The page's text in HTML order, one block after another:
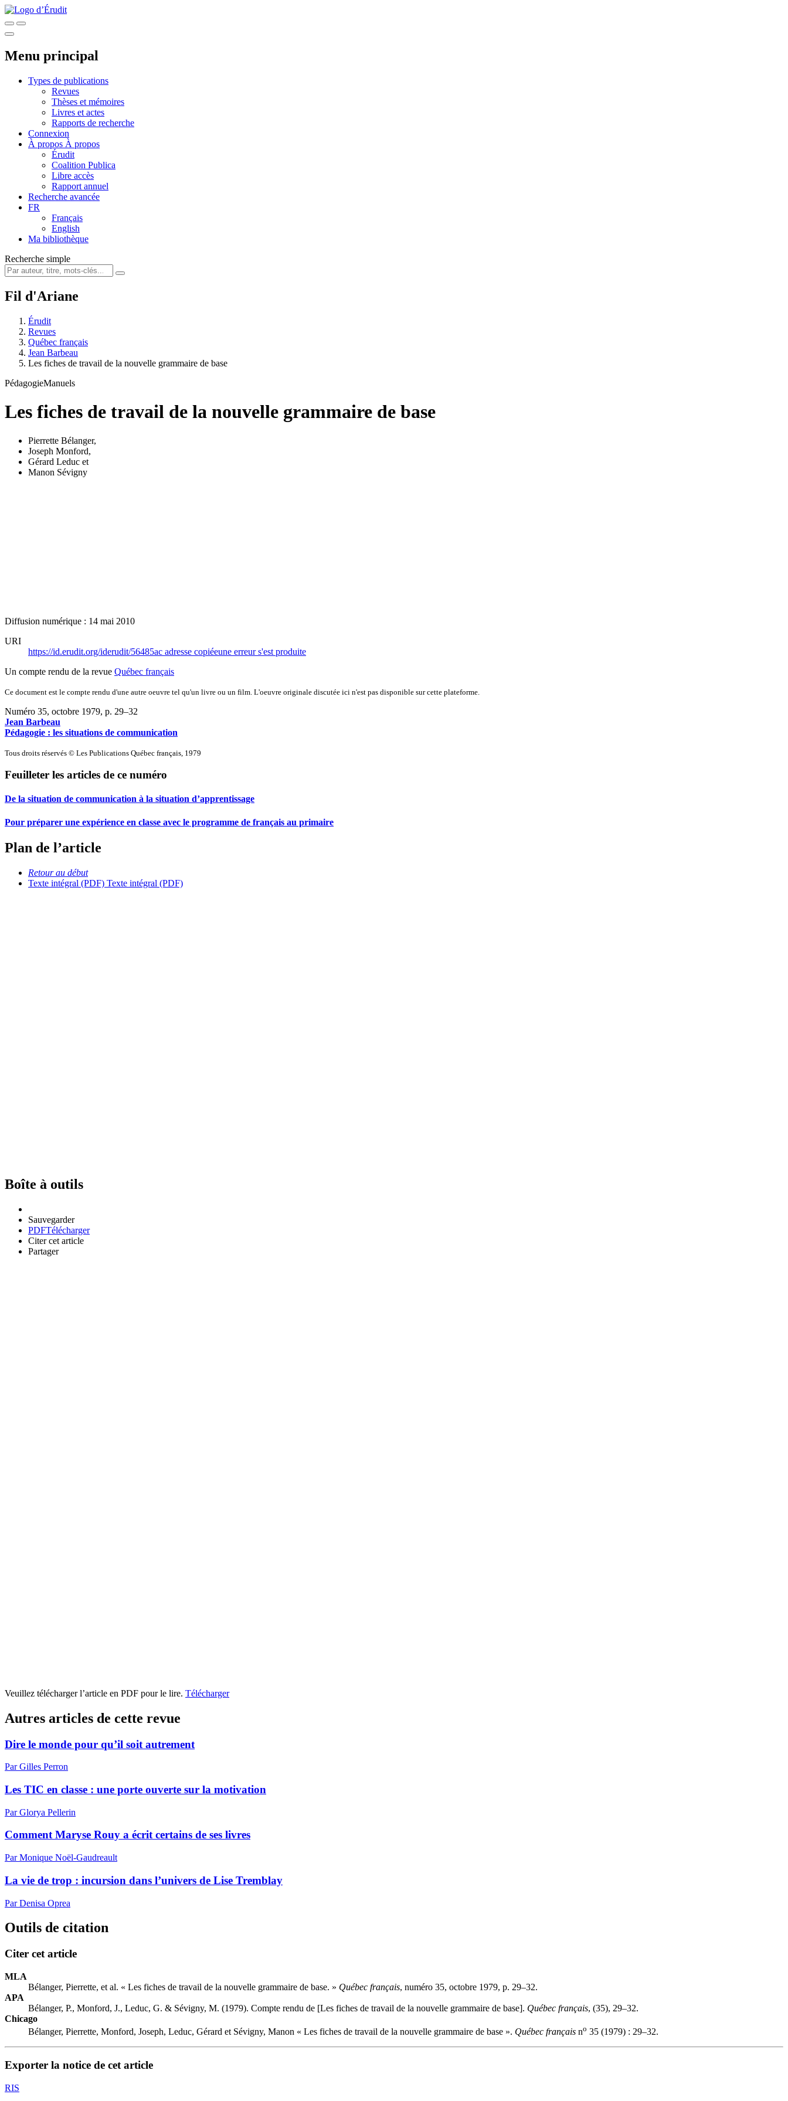
Menu principal
Types de publications
Revues
Thèses et mémoires
Livres et actes
Rapports de recherche
Connexion
À propos À propos
Érudit
Coalition Publica
Libre accès
Rapport annuel
Recherche avancée
FR
Français
English
Ma bibliothèque
Recherche simple
Fil d'Ariane
Érudit
Revues
Québec français
Jean Barbeau
Les fiches de travail de la nouvelle grammaire de base
PédagogieManuels
Les fiches de travail de la nouvelle grammaire de base
Pierrette Bélanger,
Joseph Monford,
Gérard Leduc et
Manon Sévigny
Diffusion numérique : 14 mai 2010
URI
https://id.erudit.org/iderudit/56485ac adresse copiéeune erreur s'est produite
Un compte rendu de la revue Québec français
Ce document est le compte rendu d'une autre oeuvre tel qu'un livre ou un film. L'oeuvre originale discutée ici n'est pas disponible sur cette plateforme.
Numéro 35, octobre 1979, p. 29–32
Jean Barbeau
Pédagogie : les situations de communication
Tous droits réservés © Les Publications Québec français, 1979
Feuilleter les articles de ce numéro
De la situation de communication à la situation d’apprentissage
Pour préparer une expérience en classe avec le programme de français au primaire
Plan de l’article
Retour au début
Texte intégral (PDF) Texte intégral (PDF)
Boîte à outils
Sauvegarder
PDFTélécharger
Citer cet article
Partager
Veuillez télécharger l’article en PDF pour le lire. Télécharger
Autres articles de cette revue
Dire le monde pour qu’il soit autrement
Par Gilles Perron
Les TIC en classe : une porte ouverte sur la motivation
Par Glorya Pellerin
Comment Maryse Rouy a écrit certains de ses livres
Par Monique Noël-Gaudreault
La vie de trop : incursion dans l’univers de Lise Tremblay
Par Denisa Oprea
Outils de citation
Citer cet article
MLA
Bélanger, Pierrette, et al. « Les fiches de travail de la nouvelle grammaire de base. » Québec français, numéro 35, octobre 1979, p. 29–32.
APA
Bélanger, P., Monford, J., Leduc, G. & Sévigny, M. (1979). Compte rendu de [Les fiches de travail de la nouvelle grammaire de base]. Québec français, (35), 29–32.
Chicago
Bélanger, Pierrette, Monford, Joseph, Leduc, Gérard et Sévigny, Manon « Les fiches de travail de la nouvelle grammaire de base ». Québec français no 35 (1979) : 29–32.
Exporter la notice de cet article
RIS